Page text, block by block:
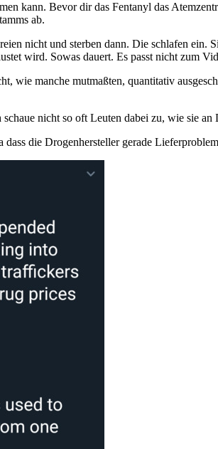
kann. Bevor dir das Fentanyl das
ab.
nicht und sterben dann. Die schlafen ein.
wird. Sowas dauert. Es passt nicht zum
wie manche mutmaßten, quantitativ
nicht so oft Leuten dabei zu, wie sie
die Drogenhersteller gerade